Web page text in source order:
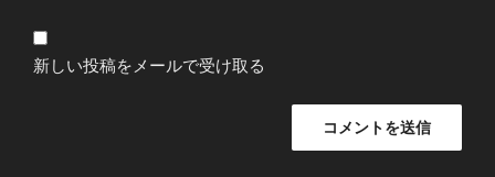
新しい投稿をメールで受け取る